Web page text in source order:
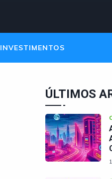
INVESTIMENTOS
ÚLTIMOS